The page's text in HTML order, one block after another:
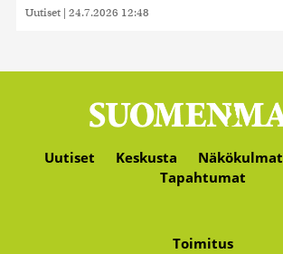
Uutiset | 24.7.2026 12:48
Uutiset Keskusta Näkökulmat
Tapahtumat
Toimitus